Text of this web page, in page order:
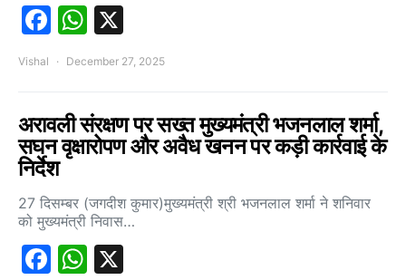
Facebook
WhatsApp
Vishal December 27, 2025
अरावली संरक्षण पर सख्त मुख्यमंत्री भजनलाल शर्मा,
सघन वृक्षारोपण और अवैध खनन पर कड़ी कार्रवाई के
निर्देश
27 दिसम्बर (जगदीश कुमार)मुख्यमंत्री श्री भजनलाल शर्मा ने शनिवार
को मुख्यमंत्री निवास…
Facebook
WhatsApp